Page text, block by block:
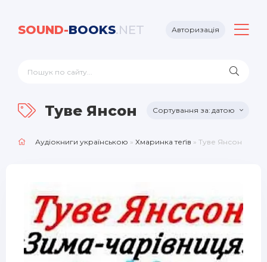
SOUND-BOOKS.NET Авторизація
Туве Янсон датою
Аудіокниги українською » Хмаринка теґів » Туве Янсон